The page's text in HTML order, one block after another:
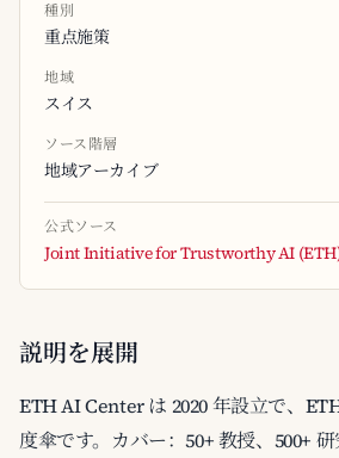
種別
重点施策
地域
スイス
ソース階層
地域アーカイブ
公式ソース
Joint Initiative for Trustworthy AI
説明を展開
ETH AI Center は 2020 年設立で、
度傘です。カバー：50+ 教授、500+